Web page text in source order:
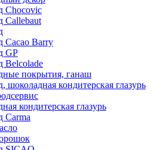
Chocovic
Callebaut
Cacao Barry
GP
Belcolade
покрытия, ганаш
шоколадная кондитерская глазурь
кондитерская глазурь
Carma